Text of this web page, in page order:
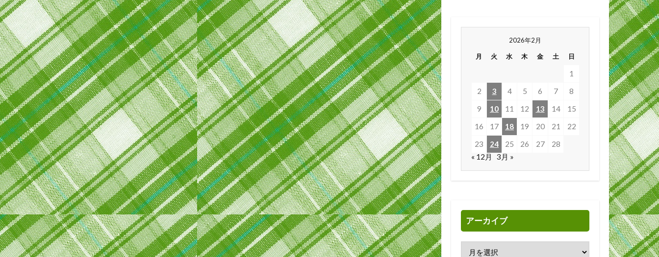
2026年2月
月 火 水 木 金 土 日
1
2
3 4 5 6 7
8
9
10 11 12 13 14
15
16
17 18 19 20 21
22
23
24 25 26 27
28
« 12月
3月 »
アーカイブ